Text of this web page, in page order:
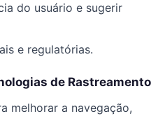
do usuário e sugerir
e regulatórias.
de Rastreamento
melhorar a navegação,